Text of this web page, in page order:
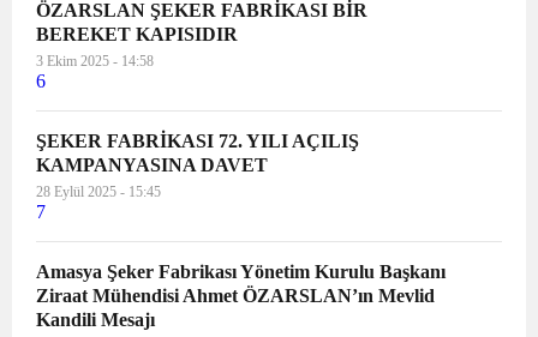
ÖZARSLAN ŞEKER FABRİKASI BİR
BEREKET KAPISIDIR
3 Ekim 2025 - 14:58
6
ŞEKER FABRİKASI 72. YILI AÇILIŞ
KAMPANYASINA DAVET
28 Eylül 2025 - 15:45
7
Amasya Şeker Fabrikası Yönetim Kurulu Başkanı
Ziraat Mühendisi Ahmet ÖZARSLAN’ın Mevlid
Kandili Mesajı